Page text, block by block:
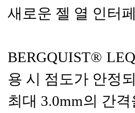
새로운 젤 열 인터
BERGQUIST®
용 시 점도가 안정
최대 3.0mm의 간